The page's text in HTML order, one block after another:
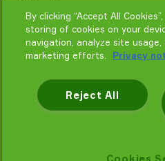
行動規範
ニュース
お問合せ
地域の代理店を探す
製品を探す
By clicking “Accept All
storing of cookies on your
navigation, analyze site
marketing efforts.
Privacy
Reject All
Cookies